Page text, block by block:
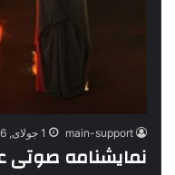
main-support 1 جولای, 2026
نمایشنامه